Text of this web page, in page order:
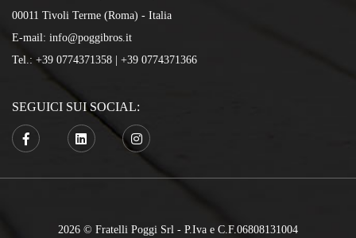
00011 Tivoli Terme (Roma) - Italia
E-mail: info@poggibros.it
Tel.: +39 0774371358 | +39 0774371366
SEGUICI SUI SOCIAL:
2026 © Fratelli Poggi Srl - P.Iva e C.F.06808131004